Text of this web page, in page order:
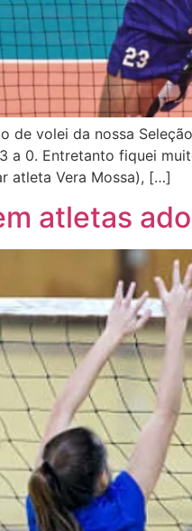
de volei da nossa
a 0. Entretanto fiquei
atleta Vera Mossa), […]
atletas